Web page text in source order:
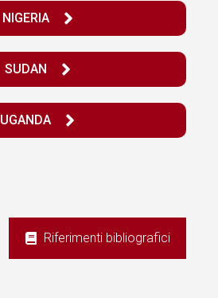
NIGERIA
SUDAN
UGANDA
Riferimenti bibliografici